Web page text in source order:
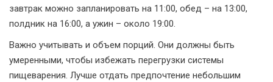
завтрак можно запланировать на 11:00, обед – на 13:00,
полдник на 16:00, а ужин – около 19:00.
Важно учитывать и объем порций. Они должны быть
умеренными, чтобы избежать перегрузки системы
пищеварения. Лучше отдать предпочтение небольшим